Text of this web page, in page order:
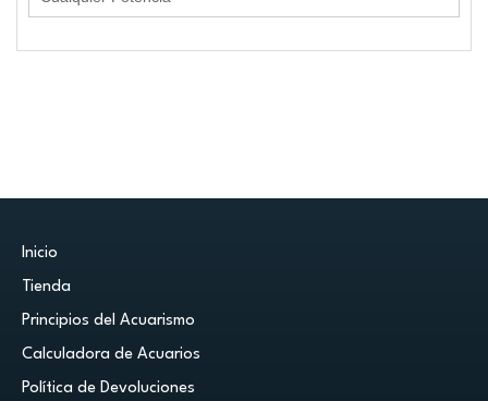
Inicio
Tienda
Principios del Acuarismo
Calculadora de Acuarios
Política de Devoluciones